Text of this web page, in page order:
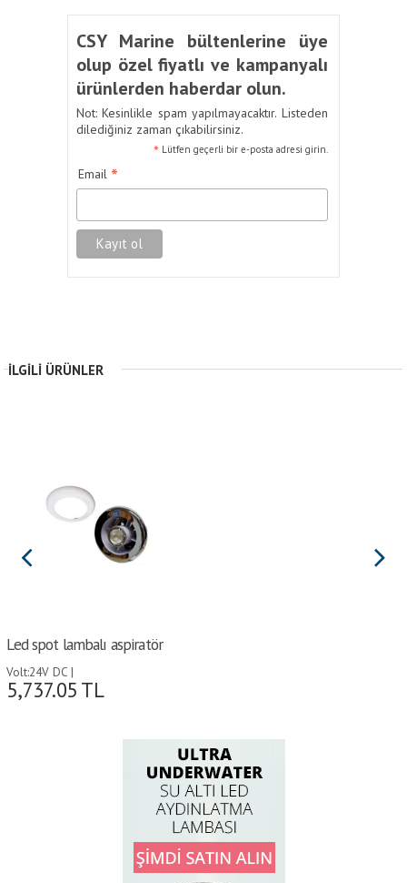
CSY Marine bültenlerine üye
olup özel fiyatlı ve kampanyalı
ürünlerden haberdar olun.
Not: Kesinlikle spam yapılmayacaktır. Listeden
dilediğiniz zaman çıkabilirsiniz.
* Lütfen geçerli bir e-posta adresi girin.
Email *
İLGILI ÜRÜNLER
Led spot lambalı aspiratör
Volt:24V DC |
5,737.05 TL